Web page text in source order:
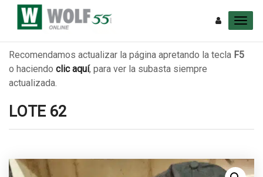
Recomendamos actualizar la página apretando la tecla F5
o haciendo clic aquí, para ver la subasta siempre
actualizada.
LOTE 62